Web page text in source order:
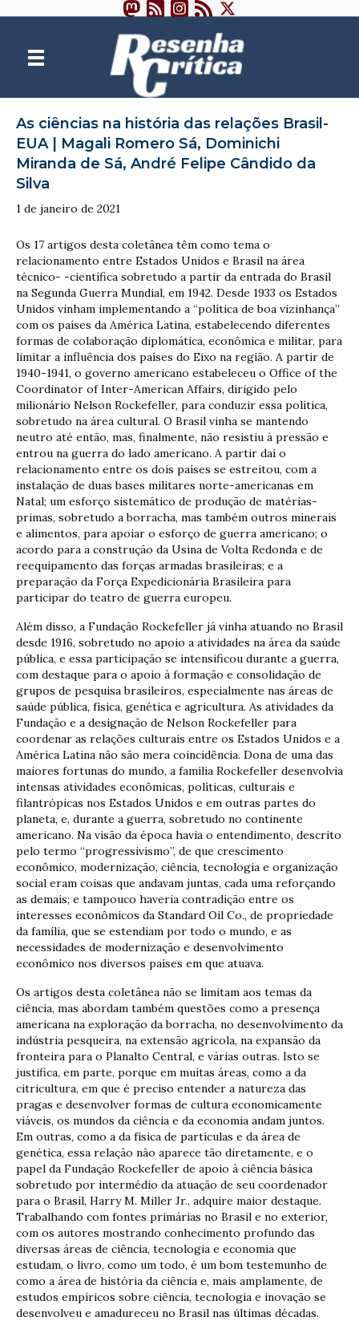
As ciências na história das relações Brasil-
EUA | Magali Romero Sá, Dominichi
Miranda de Sá, André Felipe Cândido da
Silva
1 de janeiro de 2021
Os 17 artigos desta coletânea têm como tema o
relacionamento entre Estados Unidos e Brasil na área
técnico- -científica sobretudo a partir da entrada do Brasil
na Segunda Guerra Mundial, em 1942. Desde 1933 os Estados
Unidos vinham implementando a “política de boa vizinhança”
com os países da América Latina, estabelecendo diferentes
formas de colaboração diplomática, econômica e militar, para
limitar a influência dos países do Eixo na região. A partir de
1940-1941, o governo americano estabeleceu o Office of the
Coordinator of Inter-American Affairs, dirigido pelo
milionário Nelson Rockefeller, para conduzir essa política,
sobretudo na área cultural. O Brasil vinha se mantendo
neutro até então, mas, finalmente, não resistiu à pressão e
entrou na guerra do lado americano. A partir daí o
relacionamento entre os dois países se estreitou, com a
instalação de duas bases militares norte-americanas em
Natal; um esforço sistemático de produção de matérias-
primas, sobretudo a borracha, mas também outros minerais
e alimentos, para apoiar o esforço de guerra americano; o
acordo para a construção da Usina de Volta Redonda e de
reequipamento das forças armadas brasileiras; e a
preparação da Força Expedicionária Brasileira para
participar do teatro de guerra europeu.
Além disso, a Fundação Rockefeller já vinha atuando no Brasil
desde 1916, sobretudo no apoio a atividades na área da saúde
pública, e essa participação se intensificou durante a guerra,
com destaque para o apoio à formação e consolidação de
grupos de pesquisa brasileiros, especialmente nas áreas de
saúde pública, física, genética e agricultura. As atividades da
Fundação e a designação de Nelson Rockefeller para
coordenar as relações culturais entre os Estados Unidos e a
América Latina não são mera coincidência. Dona de uma das
maiores fortunas do mundo, a família Rockefeller desenvolvia
intensas atividades econômicas, políticas, culturais e
filantrópicas nos Estados Unidos e em outras partes do
planeta, e, durante a guerra, sobretudo no continente
americano. Na visão da época havia o entendimento, descrito
pelo termo “progressivismo”, de que crescimento
econômico, modernização, ciência, tecnologia e organização
social eram coisas que andavam juntas, cada uma reforçando
as demais; e tampouco haveria contradição entre os
interesses econômicos da Standard Oil Co., de propriedade
da família, que se estendiam por todo o mundo, e as
necessidades de modernização e desenvolvimento
econômico nos diversos países em que atuava.
Os artigos desta coletânea não se limitam aos temas da
ciência, mas abordam também questões como a presença
americana na exploração da borracha, no desenvolvimento da
indústria pesqueira, na extensão agrícola, na expansão da
fronteira para o Planalto Central, e várias outras. Isto se
justifica, em parte, porque em muitas áreas, como a da
citricultura, em que é preciso entender a natureza das
pragas e desenvolver formas de cultura economicamente
viáveis, os mundos da ciência e da economia andam juntos.
Em outras, como a da física de partículas e da área de
genética, essa relação não aparece tão diretamente, e o
papel da Fundação Rockefeller de apoio à ciência básica
sobretudo por intermédio da atuação de seu coordenador
para o Brasil, Harry M. Miller Jr., adquire maior destaque.
Trabalhando com fontes primárias no Brasil e no exterior,
com os autores mostrando conhecimento profundo das
diversas áreas de ciência, tecnologia e economia que
estudam, o livro, como um todo, é um bom testemunho de
como a área de história da ciência e, mais amplamente, de
estudos empíricos sobre ciência, tecnologia e inovação se
desenvolveu e amadureceu no Brasil nas últimas décadas.